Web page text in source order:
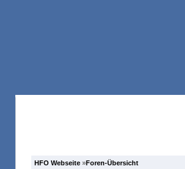
HFO Webseite »Foren-Übersicht